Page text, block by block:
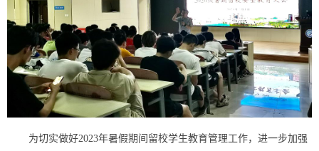
为切实做好2023年暑假期间留校学生教育管理工作，进一步加强